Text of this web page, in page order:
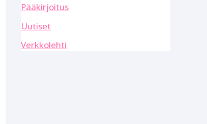
Pääkirjoitus
Uutiset
Verkkolehti